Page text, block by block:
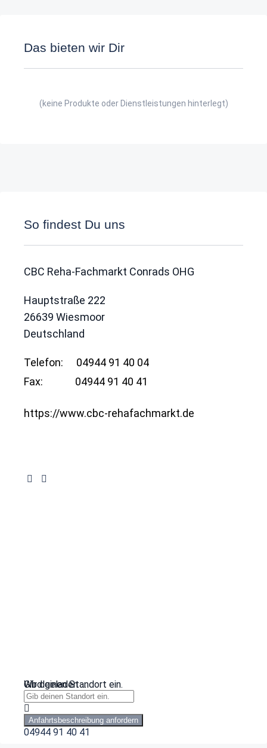
Das bieten wir Dir
(keine Produkte oder Dienstleistungen hinterlegt)
So findest Du uns
CBC Reha-Fachmarkt Conrads OHG
Hauptstraße 222
26639 Wiesmoor
Deutschland
Telefon:
04944 91 40 04
Fax:
04944 91 40 41
https://www.cbc-rehafachmarkt.de
Wird geladen …
Gib deinen Standort ein.
Anfahrtsbeschreibung anfordern
04944 91 40 41